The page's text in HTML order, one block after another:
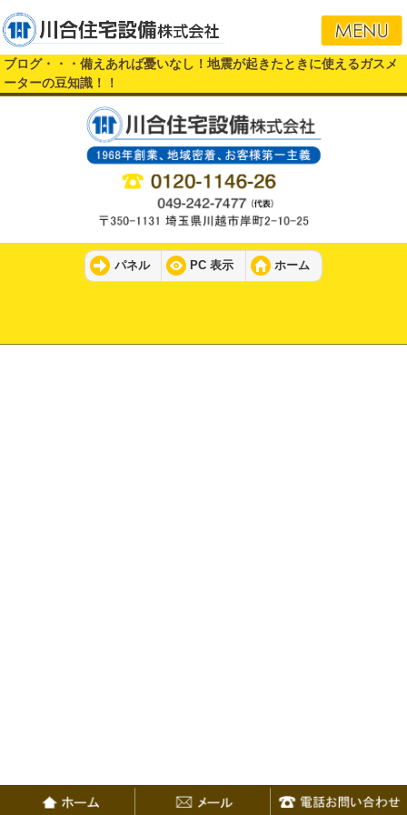
ブログ・・・備えあれば憂いなし！地震が起きたときに使えるガスメ
ーターの豆知識！！
パネル PC 表示 ホーム